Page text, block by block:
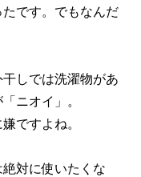
です。でもなんだ
しでは洗濯物があ
ニオイ」。
ですよね。
対に使いたくな